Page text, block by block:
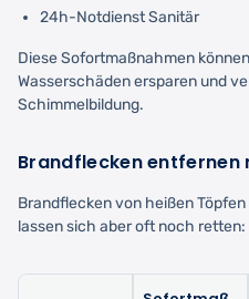
24h-Notdienst Sanitär
Diese Sofortmaßnahmen
Wasserschäden ersparen und
Schimmelbildung.
Brandflecken
Brandflecken von heißen
lassen sich aber oft noch retten: